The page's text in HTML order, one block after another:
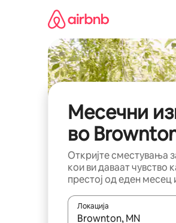
Месечни
во
Откријте сместувања
кои ви даваат чувство
престој од еден месец
Локација
Кога резултатите се